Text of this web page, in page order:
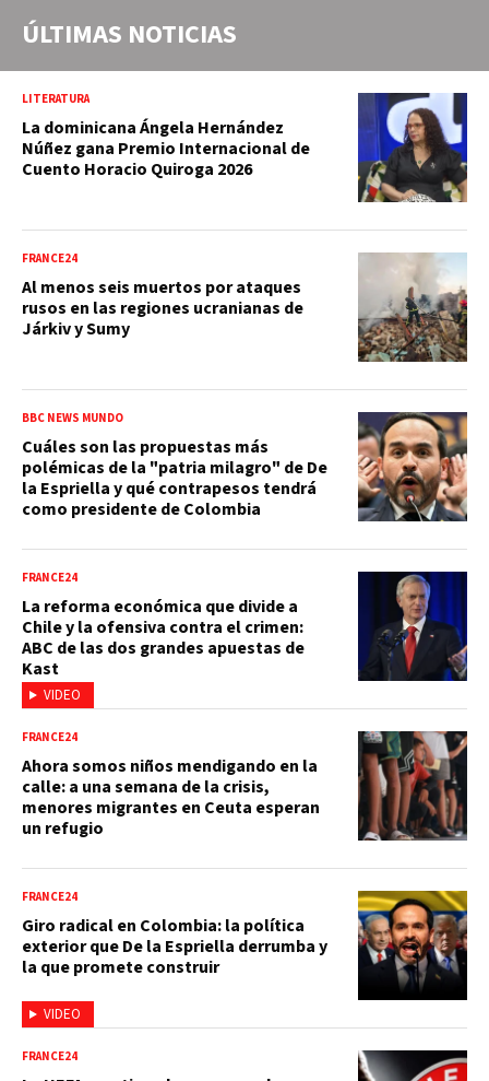
ÚLTIMAS NOTICIAS
LITERATURA
La dominicana Ángela Hernández
Núñez gana Premio Internacional de
Cuento Horacio Quiroga 2026
FRANCE24
Al menos seis muertos por ataques
rusos en las regiones ucranianas de
Járkiv y Sumy
BBC NEWS MUNDO
Cuáles son las propuestas más
polémicas de la "patria milagro" de De
la Espriella y qué contrapesos tendrá
como presidente de Colombia
VIDEO
FRANCE24
La reforma económica que divide a
Chile y la ofensiva contra el crimen:
ABC de las dos grandes apuestas de
Kast
FRANCE24
Ahora somos niños mendigando en la
calle: a una semana de la crisis,
menores migrantes en Ceuta esperan
un refugio
VIDEO
FRANCE24
Giro radical en Colombia: la política
exterior que De la Espriella derrumba y
la que promete construir
FRANCE24